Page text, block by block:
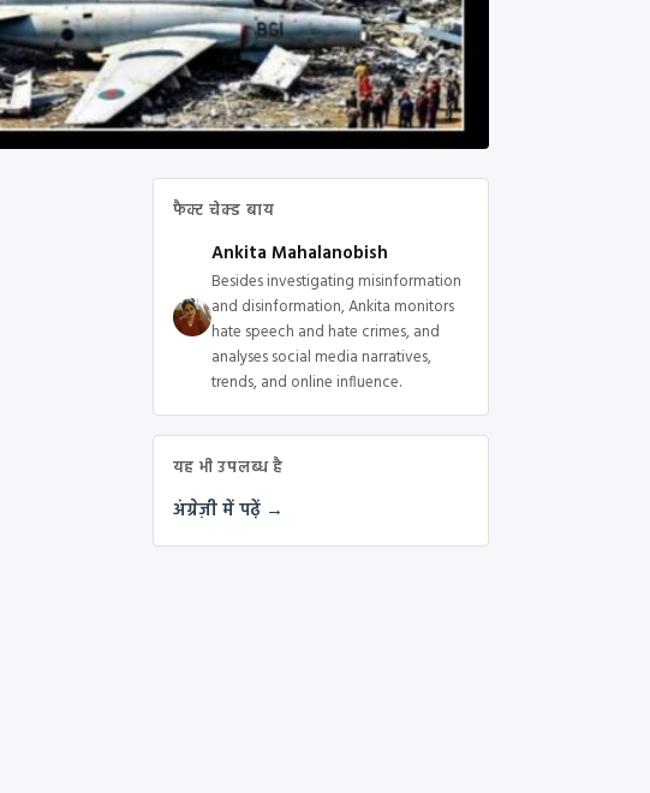
फैक्ट चेक्ड बाय
Ankita Mahalanobish
Besides investigating misinformation
and disinformation, Ankita monitors
hate speech and hate crimes, and
analyses social media narratives,
trends, and online influence.
यह भी उपलब्ध है
अंग्रेज़ी में पढ़ें →